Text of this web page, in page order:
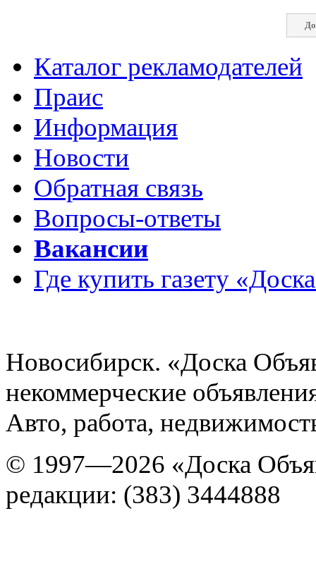
Каталог рекламодателей
Праис
Информация
Новости
Обратная связь
Вопросы-ответы
Вакансии
Где купить газету
Новосибирск. «Доска
некоммерческие
Авто, работа,
© 1997—2026 «Доска
редакции: (383) 3444888